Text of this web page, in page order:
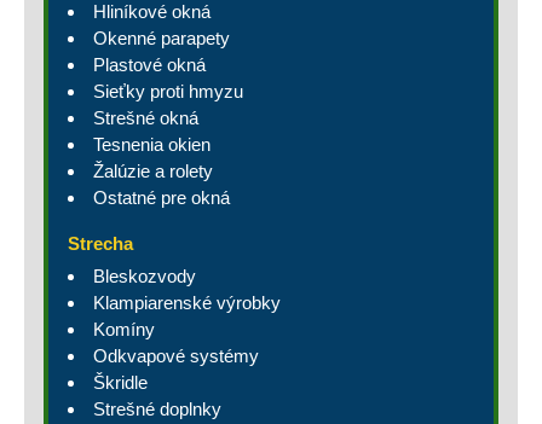
Hliníkové okná
Okenné parapety
Plastové okná
Sieťky proti hmyzu
Strešné okná
Tesnenia okien
Žalúzie a rolety
Ostatné pre okná
Strecha
Bleskozvody
Klampiarenské výrobky
Komíny
Odkvapové systémy
Škridle
Strešné doplnky